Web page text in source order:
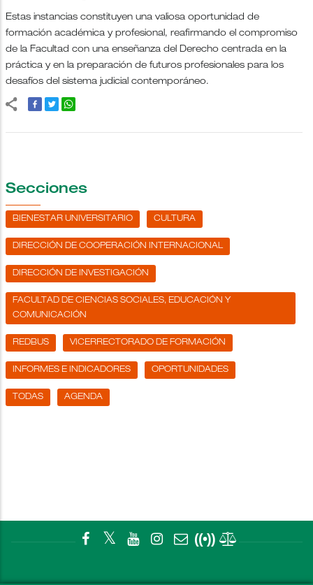
Estas instancias constituyen una valiosa oportunidad de
formación académica y profesional, reafirmando el compromiso
de la Facultad con una enseñanza del Derecho centrada en la
práctica y en la preparación de futuros profesionales para los
desafíos del sistema judicial contemporáneo.
Secciones
BIENESTAR UNIVERSITARIO CULTURA
DIRECCIÓN DE COOPERACIÓN INTERNACIONAL
DIRECCIÓN DE INVESTIGACIÓN
FACULTAD DE CIENCIAS SOCIALES, EDUCACIÓN Y
COMUNICACIÓN
REDBUS VICERRECTORADO DE FORMACIÓN
INFORMES E INDICADORES OPORTUNIDADES
TODAS AGENDA